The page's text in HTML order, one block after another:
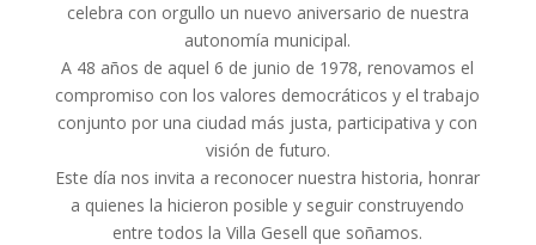
celebra con orgullo un nuevo aniversario de nuestra
autonomía municipal.
A 48 años de aquel 6 de junio de 1978, renovamos el
compromiso con los valores democráticos y el trabajo
conjunto por una ciudad más justa, participativa y con
visión de futuro.
Este día nos invita a reconocer nuestra historia, honrar
a quienes la hicieron posible y seguir construyendo
entre todos la Villa Gesell que soñamos.